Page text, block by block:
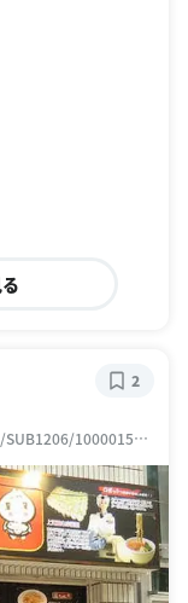
100001532
2